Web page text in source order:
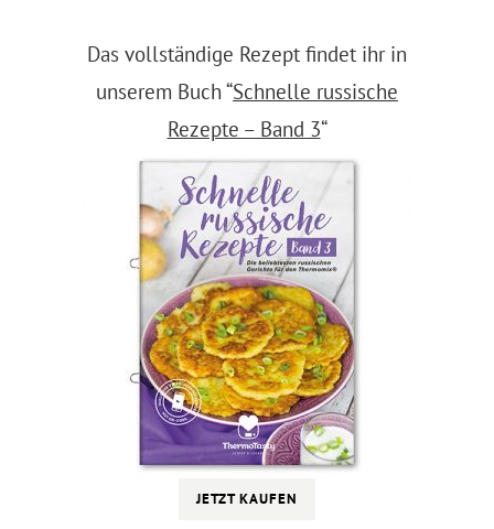
Das vollständige Rezept findet ihr in
unserem Buch “Schnelle russische
Rezepte – Band 3“
JETZT KAUFEN